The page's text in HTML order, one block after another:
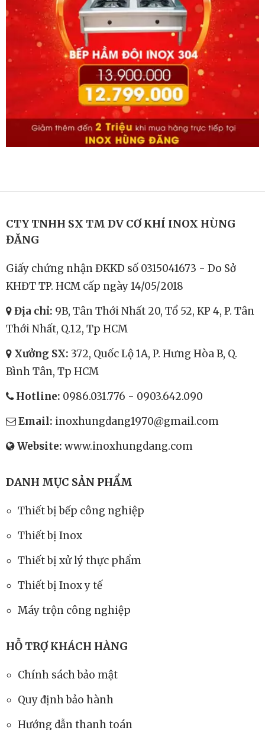
19.000.000đ
Máy Trộn Thực Phẩm Nằm
Ngang 50Kg
14.500.000đ
Chảo Xào Nhân 50 Lít
CTY TNHH SX TM DV CƠ KHÍ INOX HÙNG
ĐĂNG
Giấy chứng nhận ĐKKD số 0315041673 - Do Sở
KHĐT TP. HCM cấp ngày 14/05/2018
Địa chỉ: 9B, Tân Thới Nhất 20, Tổ 52, KP 4, P. Tân
Thới Nhất, Q.12, Tp HCM
Xưởng SX: 372, Quốc Lộ 1A, P. Hưng Hòa B, Q.
Bình Tân, Tp HCM
Hotline: 0986.031.776 - 0903.642.090
Email: inoxhungdang1970@gmail.com
Website: www.inoxhungdang.com
DANH MỤC SẢN PHẨM
Thiết bị bếp công nghiệp
Thiết bị Inox
Thiết bị xử lý thực phẩm
Thiết bị Inox y tế
Máy trộn công nghiệp
HỖ TRỢ KHÁCH HÀNG
Chính sách bảo mật
Quy định bảo hành
Hướng dẫn thanh toán